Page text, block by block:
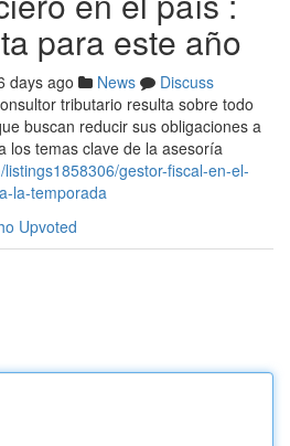
para este año
days ago News
Discuss
tributario resulta sobre todo
buscan reducir sus obligaciones a
los temas clave de la asesoría
gestor-fiscal-en-el-
la-temporada
Upvoted